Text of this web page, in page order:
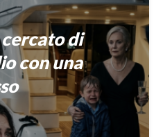
di
con una